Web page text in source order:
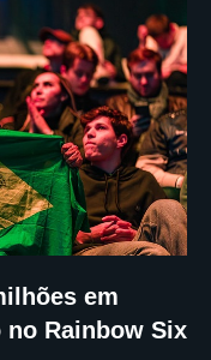
em
Rainbow Six